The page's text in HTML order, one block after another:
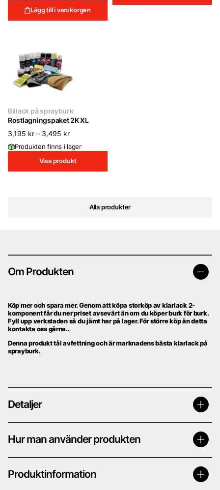
Alla produkter
Lägg till i varukorgen
Billack på sprayburk
Rostlagningspaket 2K XL
3,195 kr – 3,495 kr
Produkten finns i lager
Visa produkt
Om Produkten
Köp mer och spara mer. Genom att köpa storköp av klarlack 2-
komponent får du ner priset avsevärt än om du köper burk för burk.
Fyll upp verkstaden så du jämt har på lager. För större köp än detta
kontakta oss gärna..
Denna produkt tål avfettning och är marknadens bästa klarlack på
sprayburk.
Detaljer
Hur man använder produkten
Produktinformation